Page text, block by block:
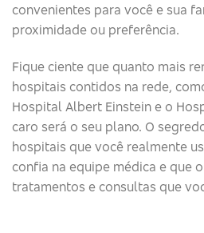
convenientes para você e sua
proximidade ou preferência.
Fique ciente que quanto mais
hospitais contidos na rede,
Hospital Albert Einstein e o
caro será o seu plano. O
hospitais que você realmente
confia na equipe médica e que
tratamentos e consultas que